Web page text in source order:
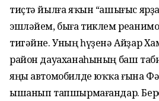
тиҫтә йылға яҡын “ашығыс
эшләйем, быға тиклем
тигәйне. Уның һүҙенә Айҙар
район да­уа­ха­наһының баш
яңы автомобилде юҡҡа ғына
ышанып тапшырмағандар.